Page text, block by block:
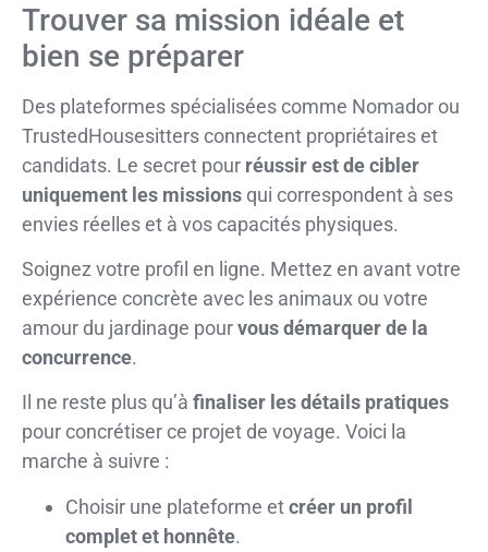
Trouver sa mission idéale et
bien se préparer
Des plateformes spécialisées comme Nomador ou
TrustedHousesitters connectent propriétaires et
candidats. Le secret pour réussir est de cibler
uniquement les missions qui correspondent à ses
envies réelles et à vos capacités physiques.
Soignez votre profil en ligne. Mettez en avant votre
expérience concrète avec les animaux ou votre
amour du jardinage pourvous démarquer de la
concurrence.
Il ne reste plus qu’à finaliser les détails pratiques
pour concrétiser ce projet de voyage. Voici la
marche à suivre :
Choisir une plateforme etcréer un profil
complet et honnête.